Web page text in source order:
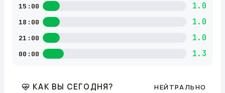
15:00 1.0
18:00 1.0
21:00 1.0
00:00 1.3
КАК ВЫ СЕГОДНЯ? НЕЙТРАЛЬНО